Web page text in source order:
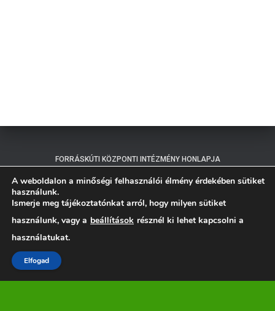
FORRÁSKÚTI KÖZPONTI INTÉZMÉNY HONLAPJA
ÜLLÉSI FONTOS SÁNDOR TAGINTÉZMÉNY HONLAPJA
CSÓLYOSPÁLOS KÖZSÉG HONLAPJA
A weboldalon a minőségi felhasználói élmény érdekében sütiket
használunk.
Ismerje meg tájékoztatónkat arról, hogy milyen sütiket
használunk, vagy a beállítások résznél ki lehet kapcsolni a
használatukat.
Elfogad